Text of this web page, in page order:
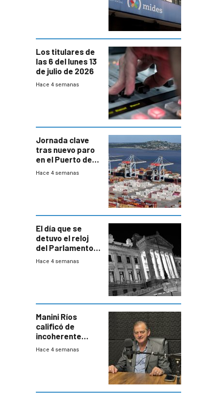
Los titulares de
las 6 del lunes 13
de julio de 2026
Hace 4 semanas
Jornada clave
tras nuevo paro
en el Puerto de
Montevideo
Hace 4 semanas
El día que se
detuvo el reloj
del Parlamento
para negociar
Hace 4 semanas
Manini Ríos
calificó de
incoherente
decisión de
Hace 4 semanas